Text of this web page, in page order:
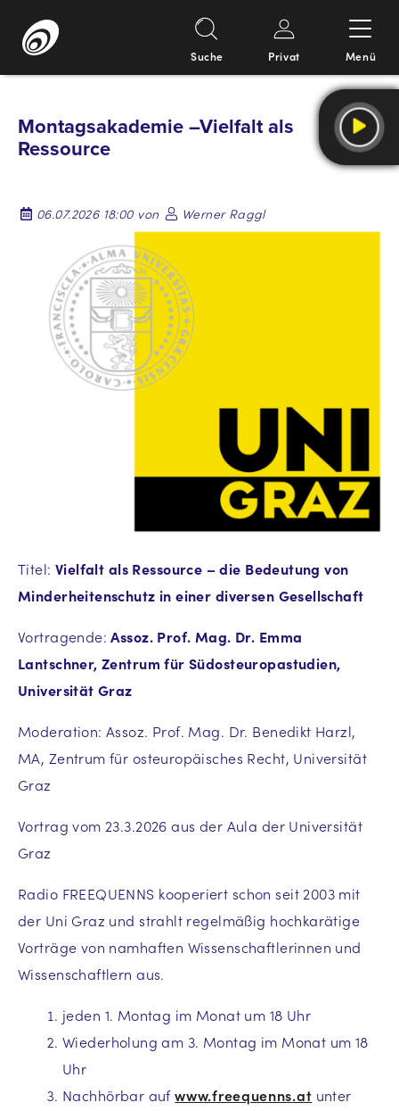
Inhalt
Suche Privat Menü
Montagsakademie –Vielfalt als
Ressource
06.07.2026 18:00 von Werner Raggl
Titel: Vielfalt als Ressource – die Bedeutung von
Minderheitenschutz in einer diversen Gesellschaft
Vortragende: Assoz. Prof. Mag. Dr. Emma
Lantschner, Zentrum für Südosteuropastudien,
Universität Graz
Moderation: Assoz. Prof. Mag. Dr. Benedikt Harzl,
MA, Zentrum für osteuropäisches Recht, Universität
Graz
Vortrag vom 23.3.2026 aus der Aula der Universität
Graz
Radio FREEQUENNS kooperiert schon seit 2003 mit
der Uni Graz und strahlt regelmäßig hochkarätige
Vorträge von namhaften Wissenschaftlerinnen und
Wissenschaftlern aus.
jeden 1. Montag im Monat um 18 Uhr
Wiederholung am 3. Montag im Monat um 18
Uhr
Nachhörbar aufwww.freequenns.at unter